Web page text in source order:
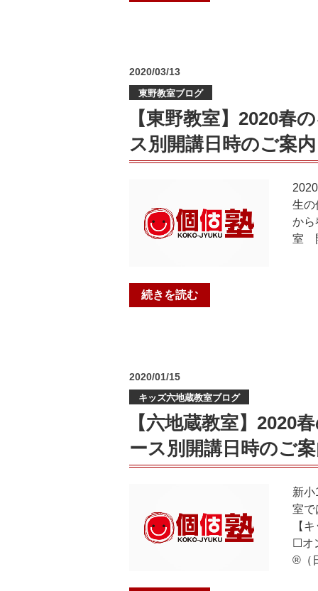
室
対
抗」
全
国
ラ
ン
グ”
春
の
キ
ッ
ズ
無
験
レ
コ
講
日
時
の
ご
案
投
日:
2020/03/13
東野教室ブログ
【東野教室】2020春
ス別開講日時のご案内
生の
から
室
“【東
野
春
の
キ
ッ
ズ
無
験
レ
続きを読む
投
2020/01/15
キッズ六地蔵教室ブログ
【六地蔵教室】2020
ース別開講日時のご
新
室で
【
☐オ
®（